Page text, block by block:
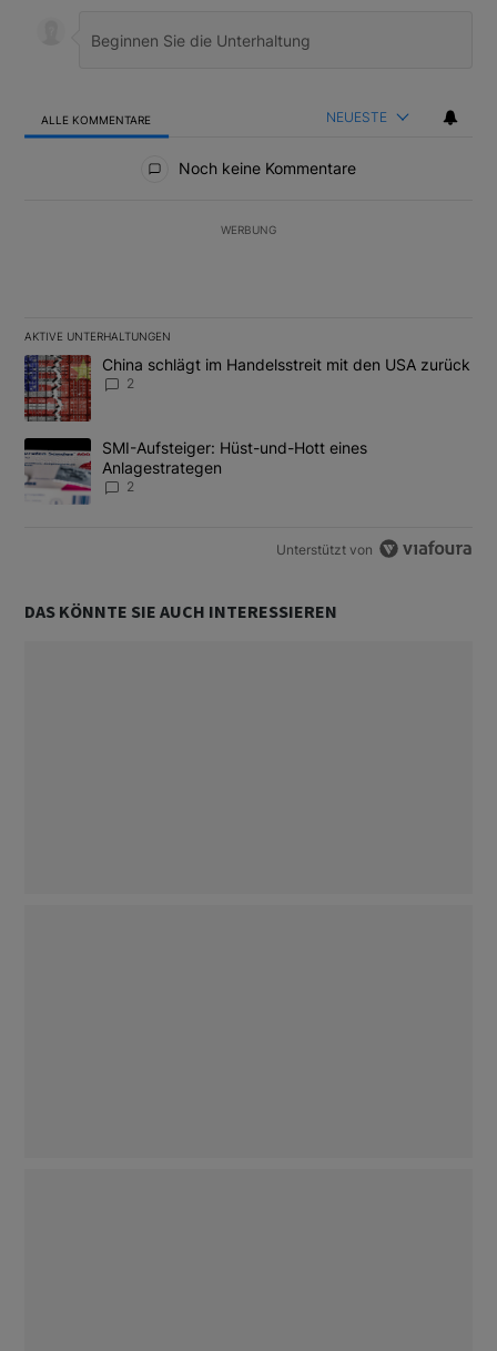
ALLE KOMMENTARE NEUESTE
Noch keine Kommentare
WERBUNG
AKTIVE UNTERHALTUNGEN
Das Folgende ist eine Liste der am meisten kommentierten
Ein Trendartikel mit dem Titel "China schlägt im Handelsstreit
China schlägt im Handelsstreit mit den USA zurück
2
Ein Trendartikel mit dem Titel "SMI-Aufsteiger: Hüst-und-Hott
SMI-Aufsteiger: Hüst-und-Hott eines
Anlagestrategen
2
Unterstützt von
DAS KÖNNTE SIE AUCH INTERESSIEREN